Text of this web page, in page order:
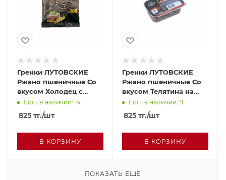
Гренки ЛУТОВСКИЕ
Ржано пшеничные Со
вкусом Холодец с
хреном 100г п/у
Есть в наличии: 14
825 тг./шт
В КОРЗИНУ
Гренки ЛУТОВСКИЕ
Ржано пшеничные Со
вкусом Телятина на
гриле 100г п/у
Есть в наличии: 9
825 тг./шт
В КОРЗИНУ
ПОКАЗАТЬ ЕЩЕ